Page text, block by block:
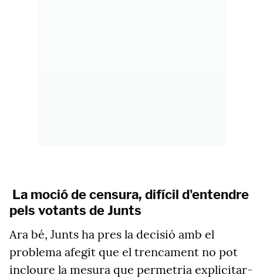
La moció de censura, difícil d'entendre
pels votants de Junts
Ara bé, Junts ha pres la decisió amb el
problema afegit que el trencament no pot
incloure la mesura que permetria explicitar-